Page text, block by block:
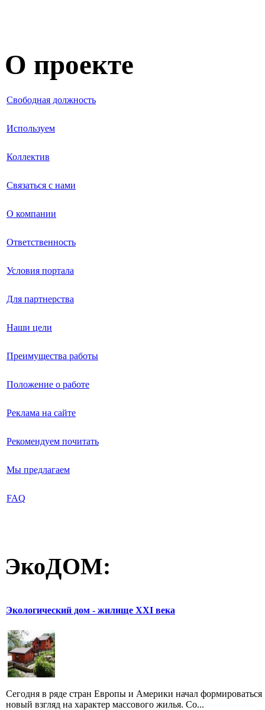
О проекте
Свободная должность
Используем
Коллектив
Связаться с нами
О компании
Ответственность
Условия портала
Для партнерства
Наши цели
Преимущества работы
Положение о работе
Реклама на сайте
Рекомендуем почитать
Мы предлагаем
FAQ
ЭкоДОМ:
Экологический дом - жилище XXI века
Сегодня в ряде стран Европы и Америки начал формироваться
новый взгляд на характер массового жилья. Со...